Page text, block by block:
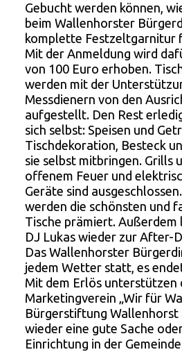
Gebucht werden können,
beim Wallenhorster
komplette Festzeltgarnitur
Mit der Anmeldung wird
von 100 Euro erhoben.
werden mit der
Messdienern von den
aufgestellt. Den Rest
sich selbst: Speisen und
Tischdekoration, Besteck
sie selbst mitbringen. Grills
offenem Feuer und
Geräte sind
werden die schönsten und
Tische prämiert.
DJ Lukas wieder zur After-
Das Wallenhorster
jedem Wetter statt, es
Mit dem Erlös unterstützen
Marketingverein „Wir für
Bürgerstiftung Wallenhorst
wieder eine gute Sache
Einrichtung in der